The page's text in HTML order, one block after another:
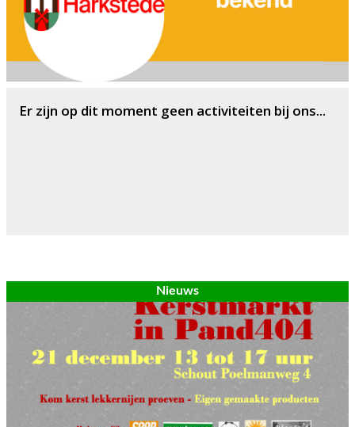
Nieuws
Er zijn op dit moment geen activiteiten bij ons...